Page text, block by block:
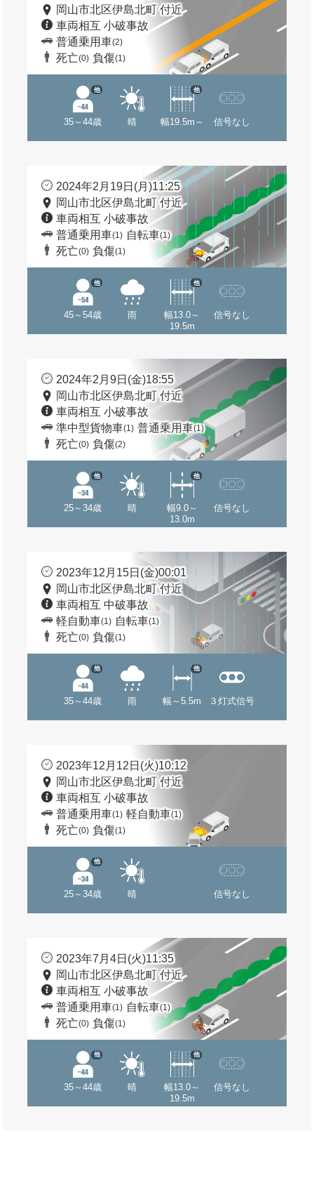
岡山市北区伊島北町 付近
車両相互 小破事故
普通乗用車(2)
死亡(0) 負傷(1)
35～44歳
他
晴 幅19.5m～
他
信号なし
2024年2月19日(月)11:25
岡山市北区伊島北町 付近
車両相互 小破事故
普通乗用車(1) 自転車(1)
死亡(0) 負傷(1)
45～54歳
他
雨
幅13.0～
19.5m
他
信号なし
2024年2月9日(金)18:55
岡山市北区伊島北町 付近
車両相互 小破事故
準中型貨物車(1) 普通乗用車(1)
死亡(0) 負傷(2)
25～34歳
他
晴
幅9.0～
13.0m
他
信号なし
2023年12月15日(金)00:01
岡山市北区伊島北町 付近
車両相互 中破事故
軽自動車(1) 自転車(1)
死亡(0) 負傷(1)
35～44歳
他
雨 幅～5.5m
他
３灯式信号
2023年12月12日(火)10:12
岡山市北区伊島北町 付近
車両相互 小破事故
普通乗用車(1) 軽自動車(1)
死亡(0) 負傷(1)
25～34歳
他
晴 信号なし
2023年7月4日(火)11:35
岡山市北区伊島北町 付近
車両相互 小破事故
普通乗用車(1) 自転車(1)
死亡(0) 負傷(1)
35～44歳
他
晴
幅13.0～
19.5m
他
信号なし